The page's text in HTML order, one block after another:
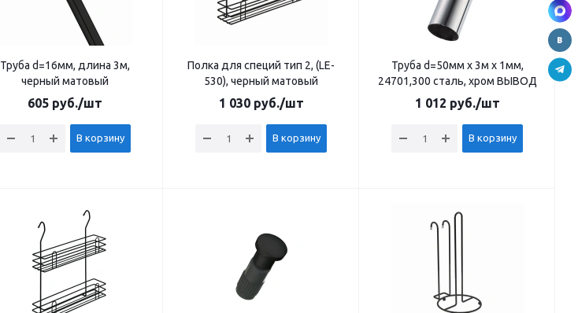
Труба d=16мм, длина 3м,
черный матовый
605 руб./шт
В корзину
Полка для специй тип 2, (LE-
530), черный матовый
1 030руб./шт
В корзину
Труба d=50мм x 3м x 1мм,
24701,300 сталь, хром ВЫВОД
1 012 руб./шт
В корзину